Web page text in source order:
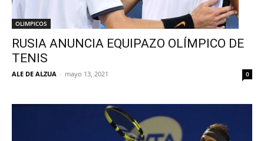
OLIMPICOS
RUSIA ANUNCIA EQUIPAZO OLÍMPICO DE
TENIS
ALE DE ALZUA - mayo 13, 2021 0